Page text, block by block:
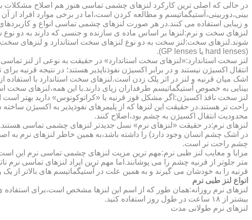
در حالی که اصلی ترین کارکرد لنزهای چشمی تماسی هنوز هم اصلاح مشکلات
بینی،دوربینی،آستیگماتیسم و مطالعه کردن است،اما در برخی موارد افراد از
و زیبایی استفاده می کنند.در هر صورت لنزهای چشمی تماسی انواع و کاربردهای
لنزهای سخت و نرم:لنزها بر اساس ماده ی سازنده و جنسی که دارند به دو
شوند.لنزهای سخت:لنز سخت به دو نوع لنزهای سخت استاندارد و لنزهای
(hard lenses یا GP lenses).
لنز سخت استاندارد:«لنزهای سخت استاندارد» در حقیقت به نوعی از لنز
انتقال اکسیژن نیستند و در برابر اکسیژن نفوذناپذیر هستند؛ در نتیجه قرنیه
اشک میان قرنیه و لنز در اثر پلک زدن است.لنزهای سخت استاندارد با
بینایی به خصوص آستیگماتیسم طرفداران زیای دارند.با این همه،لنزهای سخت
لنز سخت نافذ اکسیژن:اگر مشکل قوز قرنیه یا «کراتوکونوس» دارید بهتر
محدودیت انتقال اکسیژن به چشم بود،اصلاح کنند.
لنزهای نرم:در حقیقت «لنزهای نرم» نسل جدیدتر لنزهای چشمی تماسی
در اشک چشم انسان وجود دارد) را داشته باشد،به همین خاطر لنزهای نرم به
چشم راحت تر است.
مزایا و معایب لنز طبی نرم:مهم ترین مزیت لنزهای چشمی تماسی نرم این
متر جلوتر از قرنیه چشم را می پوشانند.اما مهم ترین ایراد لنزهای تماسی
قرنیه را به خودشان می گیرند و به همین علت در آستیگماتیسم های بالاتر از
انواع لنز طبی نرم
لنزهای نرم روزانه:همان طور که از اسم این لنزها مشخص است،برای استفاده
بیشتر از ۱۸ ساعت در طول روز استفاده کنید.
لنزهای نرم طولانی مدت